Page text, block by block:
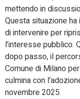
mettendo in
Questa situazione
di intervenire per
l’interesse pubblico.
dopo passo, il
Comune di Milano
culmina con
novembre 2025.